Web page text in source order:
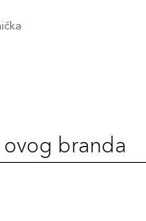
branda